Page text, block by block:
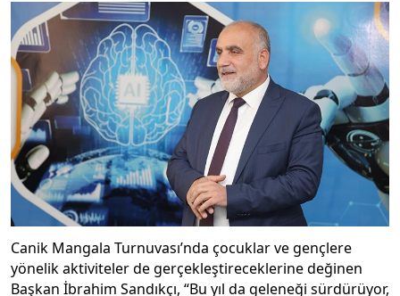
Canik Mangala Turnuvası’nda çocuklar ve gençlere
yönelik aktiviteler de gerçekleştireceklerine değinen
Başkan İbrahim Sandıkçı, “Bu yıl da geleneği sürdürüyor,